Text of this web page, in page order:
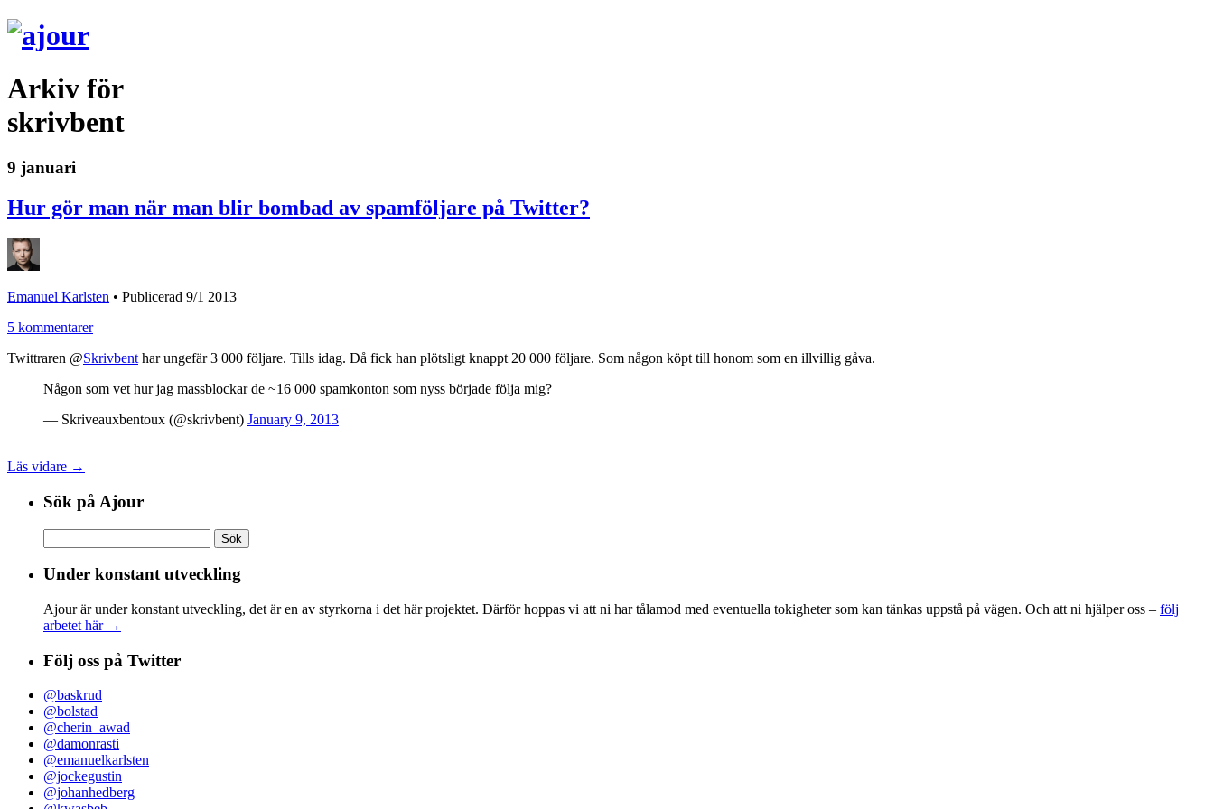
Arkiv för
skrivbent
9 januari
Hur gör man när man blir bombad av spamföljare på Twitter?
Emanuel Karlsten • Publicerad 9/1 2013
5 kommentarer
Twittraren @Skrivbent har ungefär 3 000 följare. Tills idag. Då fick han plötsligt knappt 20 000 följare. Som någon köpt till honom som en illvillig gåva.
Någon som vet hur jag massblockar de ~16 000 spamkonton som nyss började följa mig?
— Skriveauxbentoux (@skrivbent) January 9, 2013
Läs vidare →
Sök på Ajour
efter:
Under konstant utveckling
Ajour är under konstant utveckling, det är en av styrkorna i det här projektet. Därför hoppas vi att ni har tålamod med eventuella tokigheter som kan tänkas uppstå på vägen. Och att ni hjälper oss – följ
arbetet här →
Följ oss på Twitter
@baskrud
@bolstad
@cherin_awad
@damonrasti
@emanuelkarlsten
@jockegustin
@johanhedberg